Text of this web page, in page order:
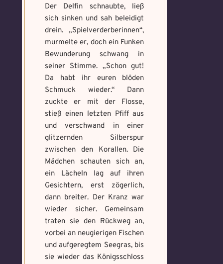
Der Delfin schnaubte, ließ
sich sinken und sah beleidigt
drein. „Spielverderberinnen“,
murmelte er, doch ein Funken
Bewunderung schwang in
seiner Stimme. „Schon gut!
Da habt ihr euren blöden
Schmuck wieder.“ Dann
zuckte er mit der Flosse,
stieß einen letzten Pfiff aus
und verschwand in einer
glitzernden Silberspur
zwischen den Korallen. Die
Mädchen schauten sich an,
ein Lächeln lag auf ihren
Gesichtern, erst zögerlich,
dann breiter. Der Kranz war
wieder sicher. Gemeinsam
traten sie den Rückweg an,
vorbei an neugierigen Fischen
und aufgeregtem Seegras, bis
sie wieder das Königsschloss